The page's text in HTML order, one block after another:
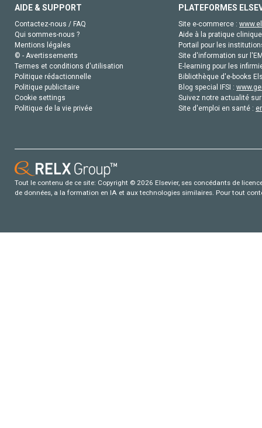
AIDE & SUPPORT
Contactez-nous / FAQ
Qui sommes-nous ?
Mentions légales
© - Avertissements
Termes et conditions d'utilisation
Politique rédactionnelle
Politique publicitaire
Cookie settings
Politique de la vie privée
PLATEFORMES
Site e-commerce :
Aide à la pratique
Portail pour les
Site d'information sur
E-learning pour les
Bibliothèque d'e-books
Blog special IFSI :
Suivez notre actualité
Site d'emploi en santé :
Tout le contenu de ce site: Copyright © 2026 Elsevier, ses concédants de
de données, a la formation en IA et aux technologies similaires. Pour tout